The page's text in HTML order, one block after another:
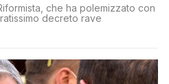
che ha polemizzato con
decreto rave